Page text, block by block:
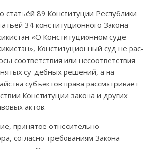
статьёй 89 Консти­туции Республики
34 конститу­цион­ного Закона
«О Кон­сти­туционном суде
Конституционный суд не рас­
соответствия или несоответствия
су-дебных решений, а на
субъектов права рассмат­ри­вает
Конституции закона и других
актов.
принятое относительно
сог­ласно требованиям Закона